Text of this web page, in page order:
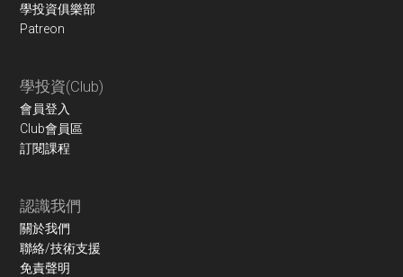
學投資俱樂部
Patreon
學投資(Club)
會員登入
Club會員區
訂閱課程
認識我們
關於我們
聯絡/技術支援
免責聲明